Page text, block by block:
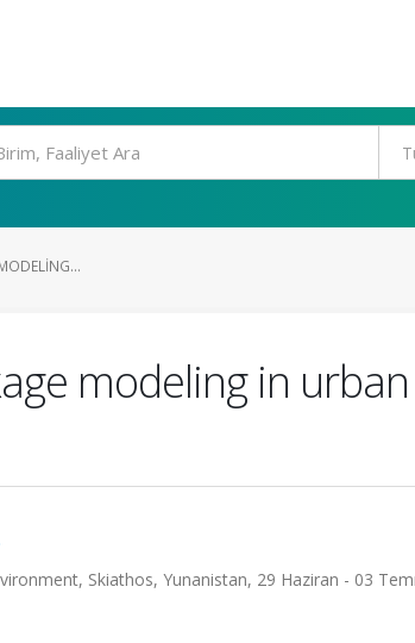
modeling in
Skiathos, Yunanistan, 29 Haziran - 03